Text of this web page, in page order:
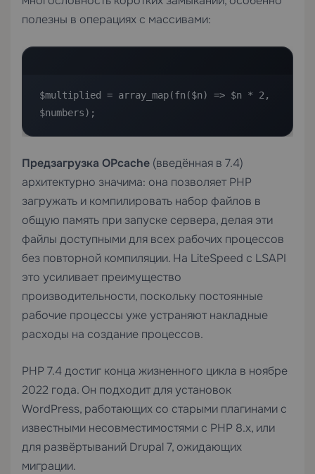
полезны в операциях с массивами:
$multiplied = array_map(fn($n) => $n * 2,
$numbers);
Предзагрузка OPcache (введённая в 7.4)
архитектурно значима: она позволяет PHP
загружать и компилировать набор файлов в
общую память при запуске сервера, делая эти
файлы доступными для всех рабочих процессов
без повторной компиляции. На LiteSpeed с LSAPI
это усиливает преимущество
производительности, поскольку постоянные
рабочие процессы уже устраняют накладные
расходы на создание процессов.
PHP 7.4 достиг конца жизненного цикла в ноябре
2022 года. Он подходит для установок
WordPress, работающих со старыми плагинами с
известными несовместимостями с PHP 8.x, или
для развёртываний Drupal 7, ожидающих
миграции.